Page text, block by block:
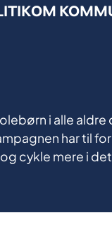
OM
i alle
har til
cykle mere i